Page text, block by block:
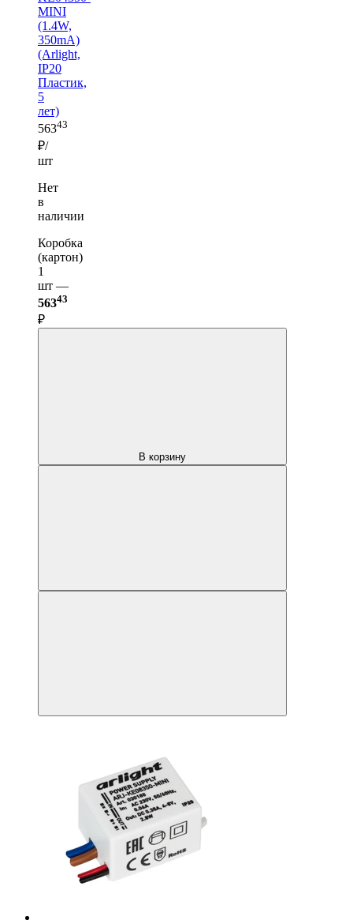
MINI
(1.4W,
350mA)
(Arlight,
IP20
Пластик,
5
лет)
56343
₽/
шт
Нет
в
наличии
Коробка
(картон)
1
шт —
56343
₽
В корзину